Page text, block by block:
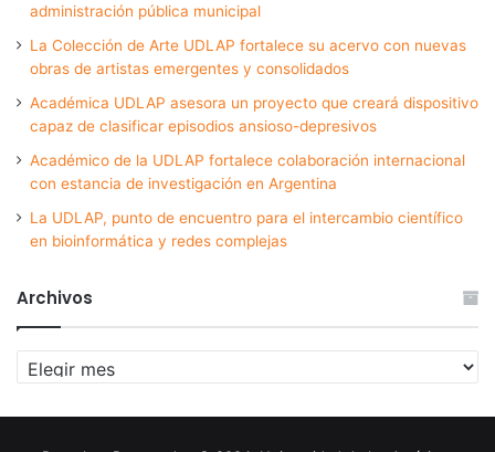
administración pública municipal
La Colección de Arte UDLAP fortalece su acervo con nuevas
obras de artistas emergentes y consolidados
Académica UDLAP asesora un proyecto que creará dispositivo
capaz de clasificar episodios ansioso-depresivos
Académico de la UDLAP fortalece colaboración internacional
con estancia de investigación en Argentina
La UDLAP, punto de encuentro para el intercambio científico
en bioinformática y redes complejas
Archivos
Archivos